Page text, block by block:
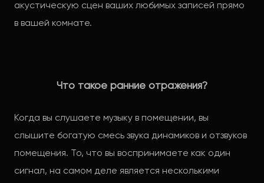
акустическую сцен ваших любимых записей прямо
в вашей комнате.
Что такое ранние отражения?
Когда вы слушаете музыку в помещении, вы
слышите богатую смесь звука динамиков и отзвуков
помещения. То, что вы воспринимаете как один
сигнал, на самом деле является несколькими